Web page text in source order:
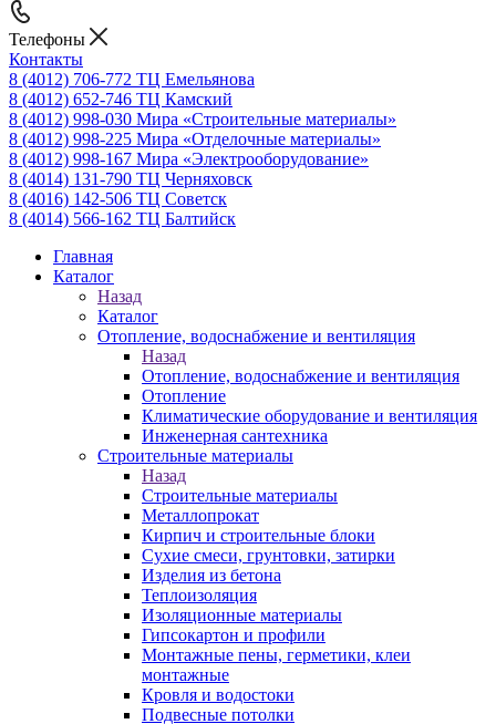
Телефоны
Контакты
8 (4012) 706-772 ТЦ Емельянова
8 (4012) 652-746 ТЦ Камский
8 (4012) 998-030 Мира «Строительные материалы»
8 (4012) 998-225 Мира «Отделочные материалы»
8 (4012) 998-167 Мира «Электрооборудование»
8 (4014) 131-790 ТЦ Черняховск
8 (4016) 142-506 ТЦ Советск
8 (4014) 566-162 ТЦ Балтийск
Главная
Каталог
Назад
Каталог
Отопление, водоснабжение и вентиляция
Назад
Отопление, водоснабжение и вентиляция
Отопление
Климатические оборудование и вентиляция
Инженерная сантехника
Строительные материалы
Назад
Строительные материалы
Металлопрокат
Кирпич и строительные блоки
Сухие смеси, грунтовки, затирки
Изделия из бетона
Теплоизоляция
Изоляционные материалы
Гипсокартон и профили
Монтажные пены, герметики, клеи
монтажные
Кровля и водостоки
Подвесные потолки